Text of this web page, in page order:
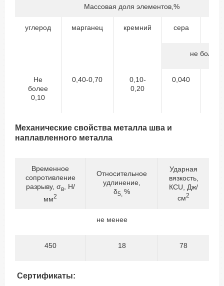
Массовая доля элементов,%
углерод марганец кремний сера
не более
Не
более
0,10
0,40-0,70
0,10-
0,20
0,040
Механические свойства металла шва и
наплавленного металла
Временное
сопротивление
разрыву, σв, Н/
мм2
Относительное
удлинение,
δ5, %
Ударная
вязкость,
КСU, Дж/
см2
не менее
450 18 78
Сертификаты: